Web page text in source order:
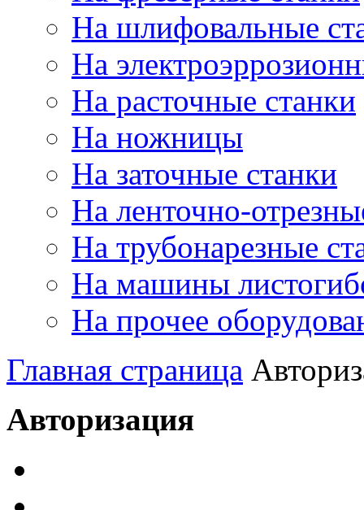
На шлифовальные
На
На расточные станки
На ножницы
На заточные станки
На ленточно-
На трубонарезные
На машины
На прочее
Главная страница
Авторизация